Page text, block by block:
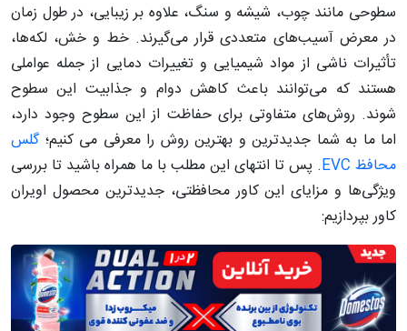
سطوحی مانند چوب، شیشه و سنگ، علاوه بر زیبایی، در طول زمان
در معرض آسیب‌های متعددی قرار می‌گیرند. خط و خش، لکه‌ها،
تأثیرات ناشی از مواد شیمیایی و تغییرات دمایی از جمله عواملی
هستند که می‌توانند باعث کاهش دوام و جذابیت این سطوح
شوند. روش‌های متفاوتی برای حفاظت از این سطوح وجود دارد،
اما ما به شما جدیدترین و بهترین روش را معرفی می کنیم؛گلس
محافظ EVC
. پس تا انتهای این مطلب با ما همراه باشید تا بررسی
ویژگی‌ها و مزایای این کاور محافظتی، جدیدترین محصول اویران
کاور بپردازیم: